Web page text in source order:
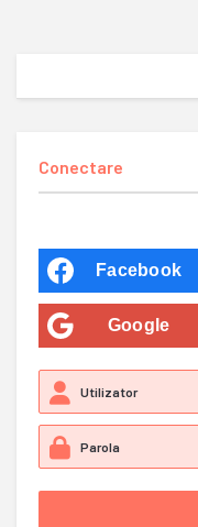
Conectare
Facebook
Google